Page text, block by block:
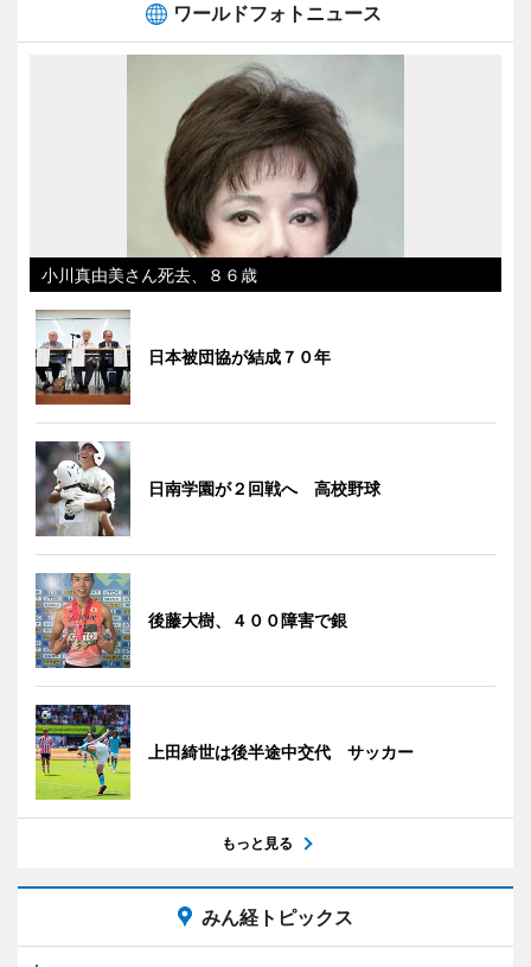
ワールドフォトニュース
小川真由美さん死去、８６歳
日本被団協が結成７０年
日南学園が２回戦へ 高校野球
後藤大樹、４００障害で銀
上田綺世は後半途中交代 サッカー
もっと見る
みん経トピックス